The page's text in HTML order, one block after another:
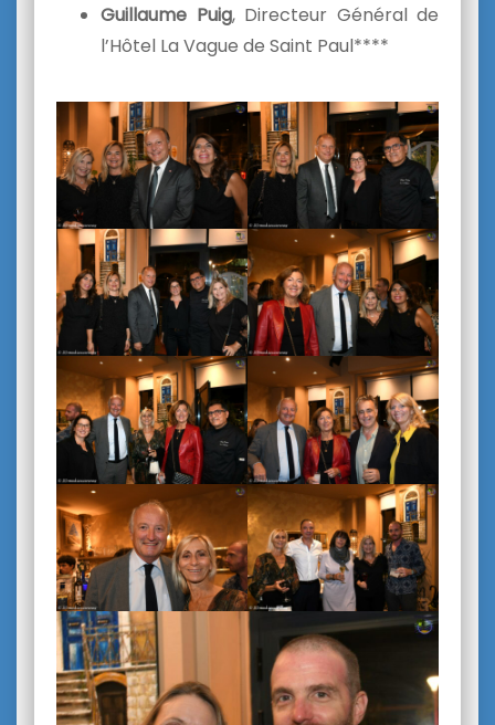
Guillaume Puig, Directeur Général de
l’Hôtel La Vague de Saint Paul****